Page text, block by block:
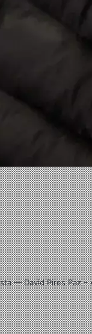
Facebook
X
Linkedin
Instagram
— David Pires Paz –